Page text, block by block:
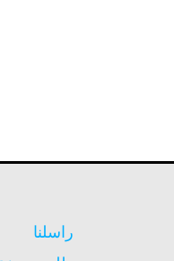
راسلنا